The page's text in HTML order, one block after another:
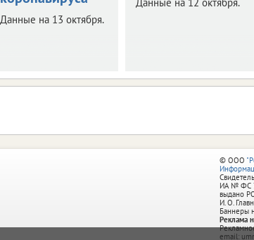
Данные на 13 октября.
© ООО
ИА № ФС
выдано
И. О.
Баннеры
Реклама
email: